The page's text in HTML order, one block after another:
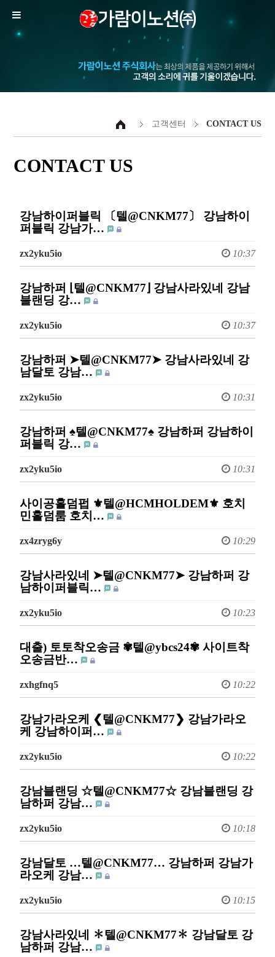
고객센터 CONTACT US
CONTACT US
강남하이퍼블릭 〔텔@CNKM77〕 강남하이
퍼블릭 강남가…
zx2yku5io 10:37
강남하퍼 ⌊텔@CNKM77⌋ 강남사라있네 강남
블랜딩 강…
zx2yku5io 10:37
강남하퍼 ➤텔@CNKM77➤ 강남사라있네 강
남달토 강남…
zx2yku5io 10:31
강남하퍼 ♠텔@CNKM77♠ 강남하퍼 강남하이
퍼블릭 강…
zx2yku5io 10:31
사이공홀덤펍 ⚜텔@HCMHOLDEM⚜ 호치
민홀덤룸 호치…
zx4zryg6y 10:29
강남사라있네 ➤텔@CNKM77➤ 강남하퍼 강
남하이퍼블릭…
zx2yku5io 10:23
대출) 토토착오송금 ✾텔@ybcs24✾ 사이트착
오송금반…
zxhgfnq5 10:22
강남가라오케 ❮텔@CNKM77❯ 강남가라오
케 강남하이퍼…
zx2yku5io 10:22
강남블랜딩 ☆텔@CNKM77☆ 강남블랜딩 강
남하퍼 강남…
zx2yku5io 10:18
강남달토 …텔@CNKM77… 강남하퍼 강남가
라오케 강남…
zx2yku5io 10:15
강남사라있네 ✽텔@CNKM77✽ 강남달토 강
남하퍼 강남…